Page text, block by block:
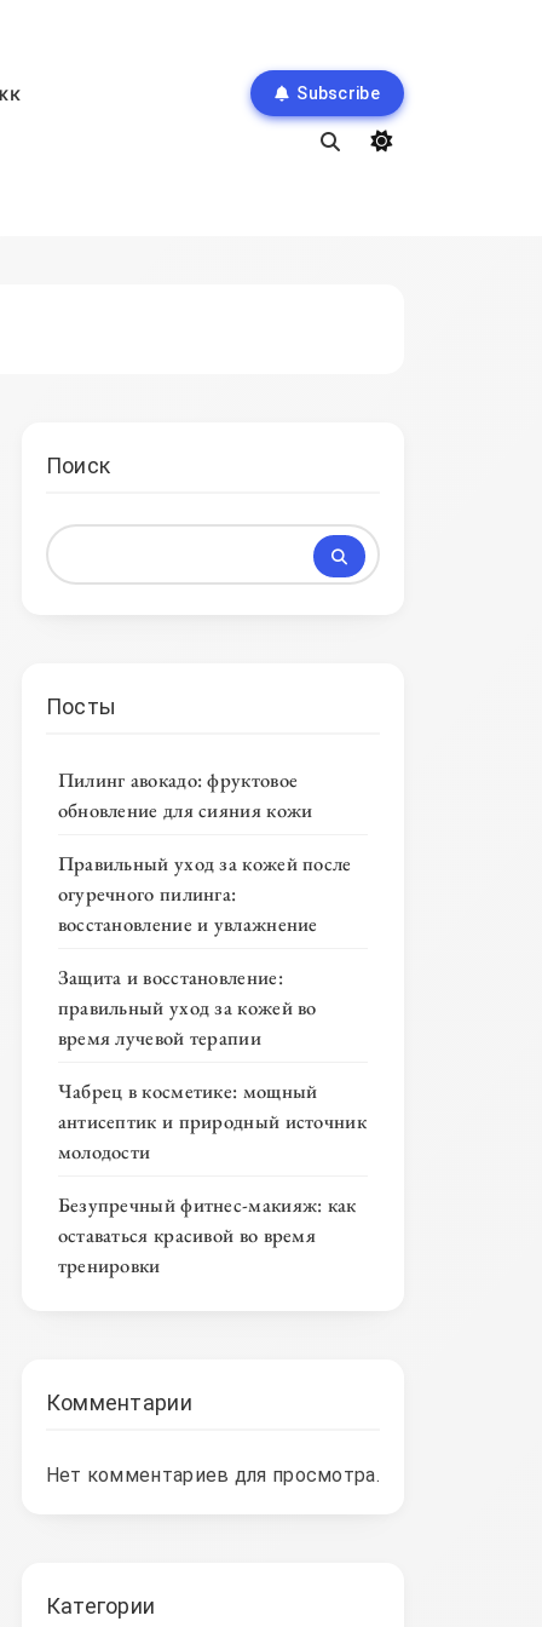
Subscribe
Поиск
Посты
Пилинг авокадо: фруктовое
обновление для сияния кожи
Правильный уход за кожей после
огуречного пилинга:
восстановление и увлажнение
Защита и восстановление:
правильный уход за кожей во
время лучевой терапии
Чабрец в косметике: мощный
антисептик и природный источник
молодости
Безупречный фитнес-макияж: как
оставаться красивой во время
тренировки
Комментарии
Нет комментариев для просмотра.
Категории